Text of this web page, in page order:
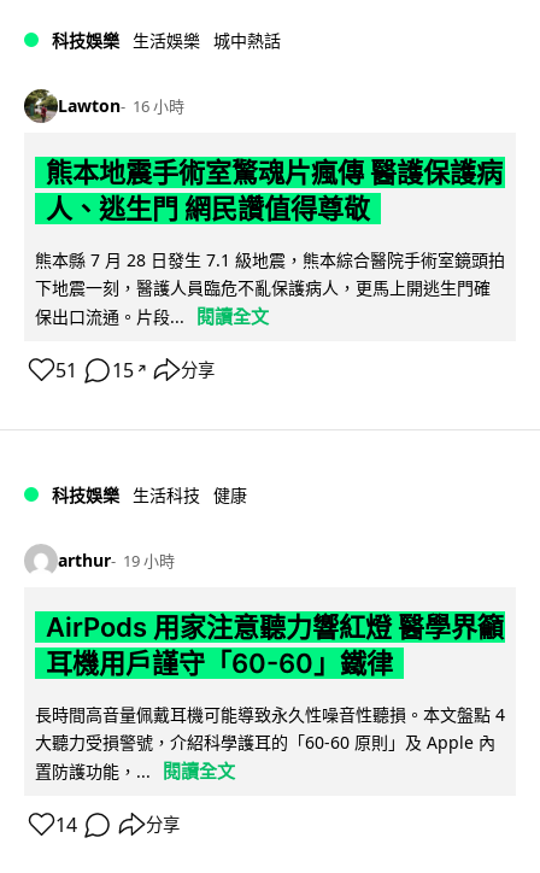
科技娛樂 生活娛樂 城中熱話
Lawton 16 小時
熊本地震手術室驚魂片瘋傳 醫護保護病
人、逃生門 網民讚值得尊敬
熊本縣 7 月 28 日發生 7.1 級地震，熊本綜合醫院手術室鏡頭拍
下地震一刻，醫護人員臨危不亂保護病人，更馬上開逃生門確
保出口流通。片段...
閱讀全文
51 15 ↗ 分享
科技娛樂 生活科技 健康
arthur 19 小時
AirPods 用家注意聽力響紅燈 醫學界籲
耳機用戶謹守「60-60」鐵律
長時間高音量佩戴耳機可能導致永久性噪音性聽損。本文盤點 4
大聽力受損警號，介紹科學護耳的「60-60 原則」及 Apple 內
置防護功能，...
閱讀全文
14 分享